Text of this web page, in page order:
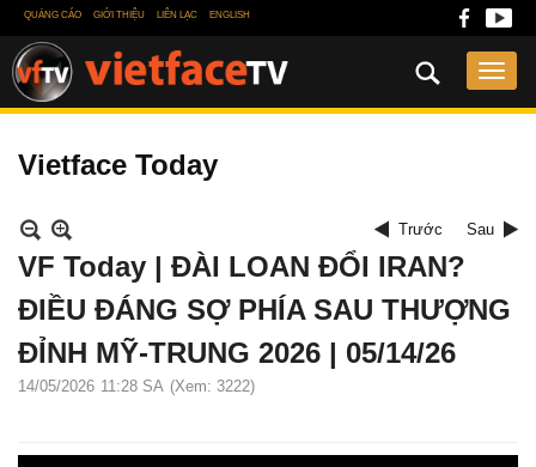
QUẢNG CÁO GIỚI THIỆU LIÊN LẠC ENGLISH
Vietface Today
Trước Sau
VF Today | ĐÀI LOAN ĐỔI IRAN?
ĐIỀU ĐÁNG SỢ PHÍA SAU THƯỢNG
ĐỈNH MỸ-TRUNG 2026 | 05/14/26
14/05/2026 11:28 SA (Xem: 3222)